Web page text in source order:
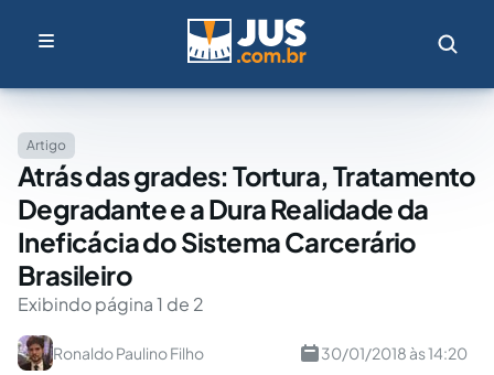
Artigo
Atrás das grades: Tortura, Tratamento
Degradante e a Dura Realidade da
Ineficácia do Sistema Carcerário
Brasileiro
Exibindo página 1 de 2
Ronaldo Paulino Filho 30/01/2018 às 14:20